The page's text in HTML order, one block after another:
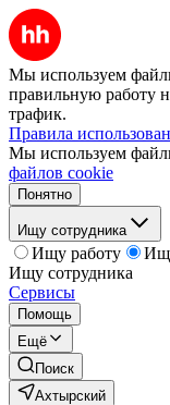
Мы используем
правильную работу
трафик.
Правила
Мы используем
файлов cookie
Понятно
Ищу сотрудника
Ищу работу
Ищу сотрудника
Сервисы
Помощь
Ещё
Поиск
Ахтырский